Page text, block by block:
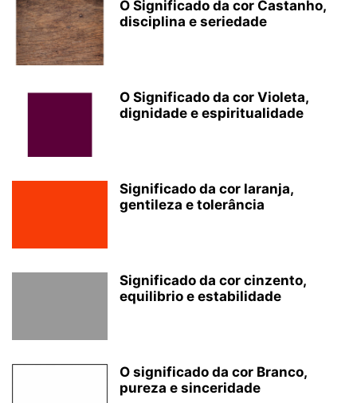
O Significado da cor Castanho,
disciplina e seriedade
O Significado da cor Violeta,
dignidade e espiritualidade
Significado da cor laranja,
gentileza e tolerância
Significado da cor cinzento,
equilibrio e estabilidade
O significado da cor Branco,
pureza e sinceridade